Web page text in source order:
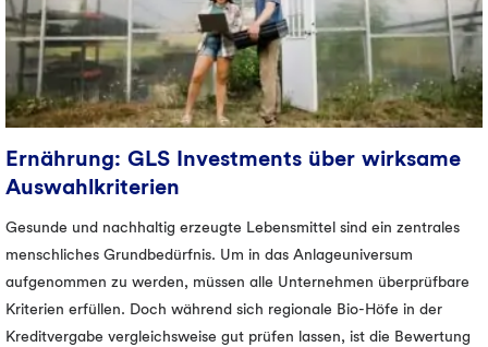
Egal wofür Sie sich entscheiden, wir freuen uns auf Sie!
Ernährung: GLS Investments über wirksame
Auswahlkriterien
Gesunde und nachhaltig erzeugte Lebensmittel sind ein zentrales
menschliches Grundbedürfnis. Um in das Anlageuniversum
aufgenommen zu werden, müssen alle Unternehmen überprüfbare
Kriterien erfüllen. Doch während sich regionale Bio-Höfe in der
Kreditvergabe vergleichsweise gut prüfen lassen, ist die Bewertung